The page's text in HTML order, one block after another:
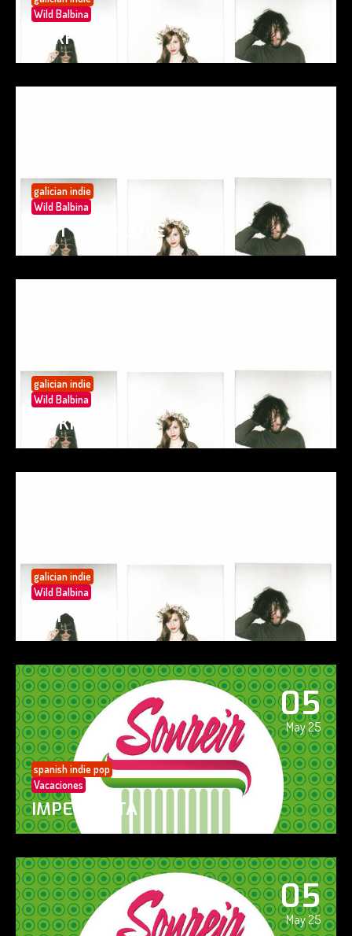
Wild Balbina
SURFIN’
galician indie
Wild Balbina
SPIT YOUR LOVE
galician indie
Wild Balbina
SO KIND
galician indie
Wild Balbina
EAT TACOS
05
May 25
spanish indie pop
Vacaciones
IMPERFECTA
05
May 25